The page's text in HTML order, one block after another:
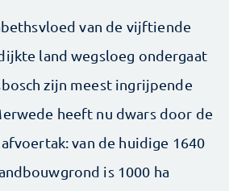
van de vijftiende
land wegsloeg ondergaat
zijn meest ingrijpende
heeft nu dwars door de
van de huidige 1640
is 1000 ha